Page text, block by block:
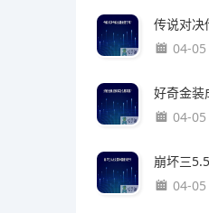
04-05
04-05
04-05